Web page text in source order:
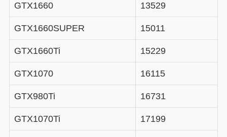
GTX1660 13529
GTX1660SUPER 15011
GTX1660Ti 15229
GTX1070 16115
GTX980Ti 16731
GTX1070Ti 17199